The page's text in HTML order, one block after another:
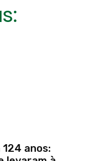
anos: